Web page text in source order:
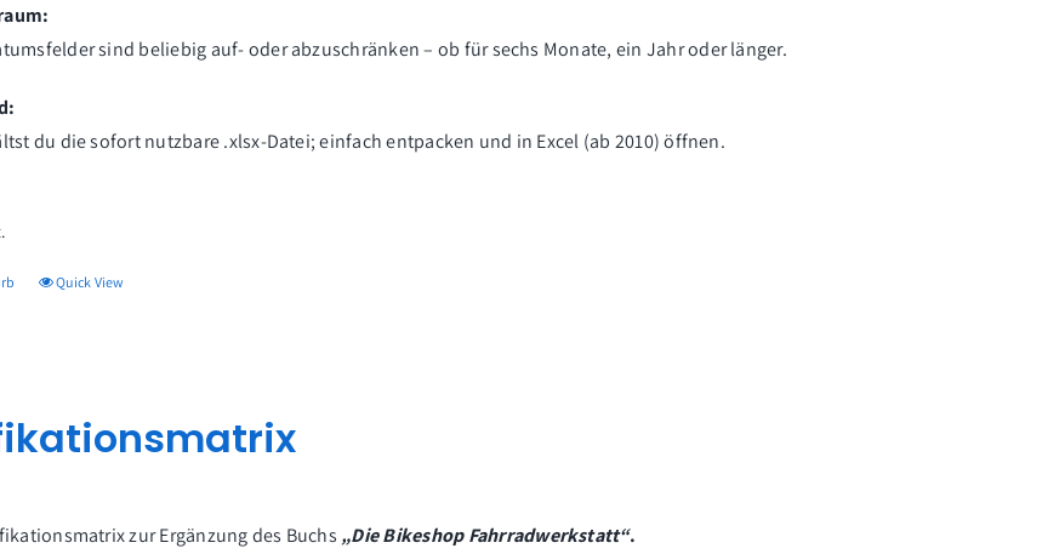
sind beliebig auf- oder abzuschränken – ob für sechs Monate, ein Jahr oder länger.
du die sofort nutzbare .xlsx-Datei; einfach entpacken und in Excel (ab 2010) öffnen.
Quick View
zur Ergänzung des Buchs „Die Bikeshop Fahrradwerkstatt“.